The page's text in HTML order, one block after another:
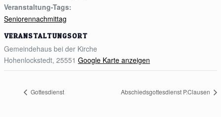
Veranstaltung-Tags:
Seniorennachmittag
VERANSTALTUNGSORT
Gemeindehaus bei der Kirche
Hohenlockstedt, 25551 Google Karte anzeigen
Gottesdienst Abschiedsgottesdienst P.Clausen